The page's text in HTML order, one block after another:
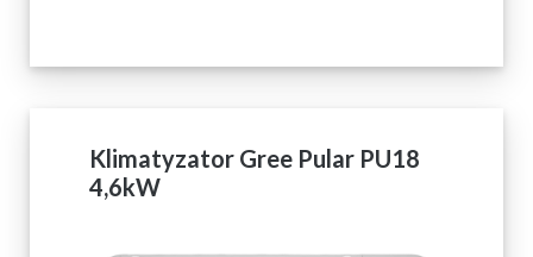
Klimatyzator Gree Pular PU18
4,6kW